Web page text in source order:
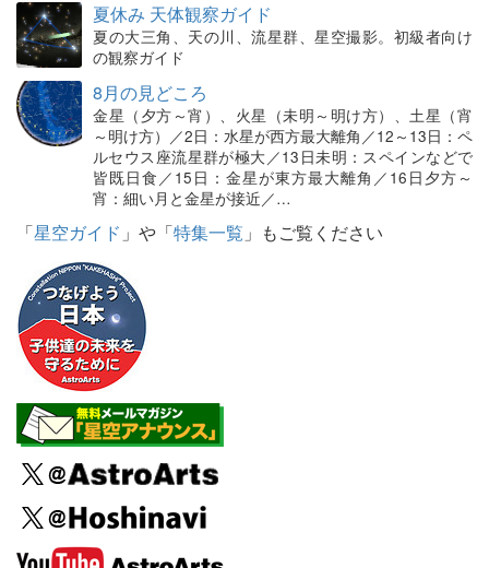
夏休み 天体観察ガイド
夏の大三角、天の川、流星群、星空撮影。初級者向け
の観察ガイド
8月の見どころ
金星（夕方～宵）、火星（未明～明け方）、土星（宵
～明け方）／2日：水星が西方最大離角／12～13日：ペ
ルセウス座流星群が極大／13日未明：スペインなどで
皆既日食／15日：金星が東方最大離角／16日夕方～
宵：細い月と金星が接近／…
「星空ガイド 」や「特集一覧 」もご覧ください